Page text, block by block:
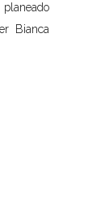
Bianca